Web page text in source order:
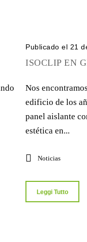
Publicado el 21
ISOCLIP EN
Nos
edificio de los
panel aislante
estética en...
Noticias
Leggi Tutto